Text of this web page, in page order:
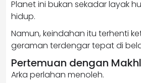
Planet ini bukan sekadar layak
hidup.
Namun, keindahan itu terhenti
geraman terdengar tepat di
Pertemuan dengan
Arka perlahan menoleh.